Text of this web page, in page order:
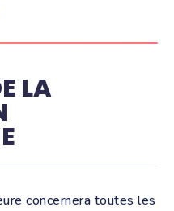
LA
concernera toutes les